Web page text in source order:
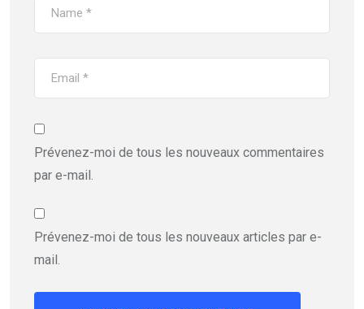
Prévenez-moi de tous les nouveaux commentaires
par e-mail.
Prévenez-moi de tous les nouveaux articles par e-
mail.